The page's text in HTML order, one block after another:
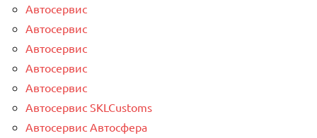
Автосервис
Автосервис
Автосервис
Автосервис
Автосервис
Автосервис SKLCustoms
Автосервис Автосфера